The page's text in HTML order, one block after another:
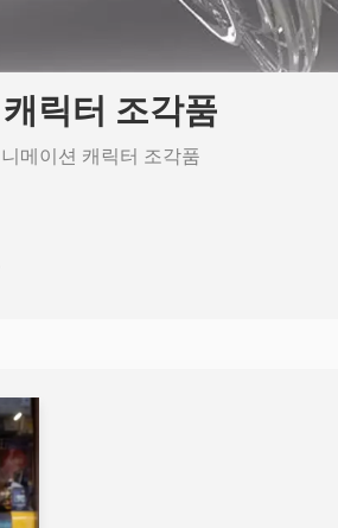
릭터 조각품
메이션 캐릭터 조각품